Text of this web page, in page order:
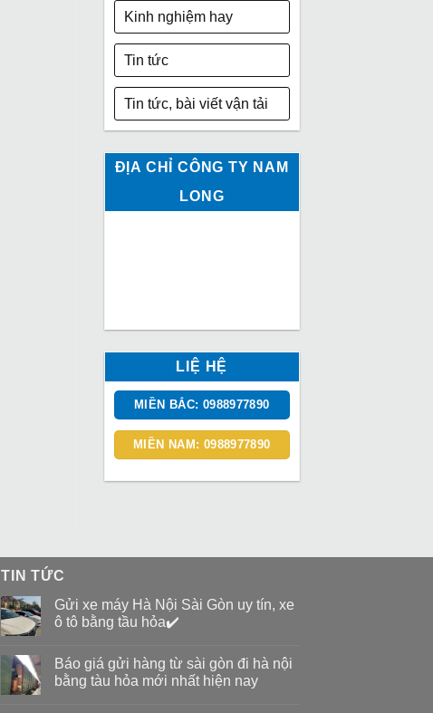
Kinh nghiệm hay
Tin tức
Tin tức, bài viết vận tải
ĐỊA CHỈ CÔNG TY NAM
LONG
LIỆ HỆ
MIỀN BẮC: 0988977890
MIỀN NAM: 0988977890
TIN TỨC
Gửi xe máy Hà Nội Sài Gòn uy tín, xe
ô tô bằng tầu hỏa✔️
Báo giá gửi hàng từ sài gòn đi hà nội
bằng tàu hỏa mới nhất hiện nay